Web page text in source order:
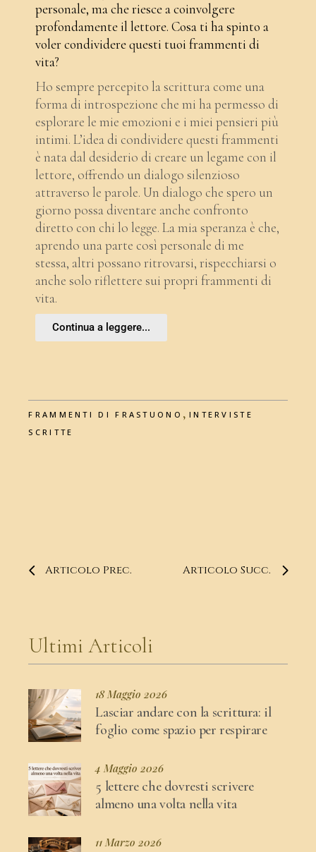
personale, ma che riesce a coinvolgere
profondamente il lettore. Cosa ti ha spinto a
voler condividere questi tuoi frammenti di
vita?
Ho sempre percepito la scrittura come una
forma di introspezione che mi ha permesso di
esplorare le mie emozioni e i miei pensieri più
intimi. L’idea di condividere questi frammenti
è nata dal desiderio di creare un legame con il
lettore, offrendo un dialogo silenzioso
attraverso le parole. Un dialogo che spero un
giorno possa diventare anche confronto
diretto con chi lo legge. La mia speranza è che,
aprendo una parte così personale di me
stessa, altri possano ritrovarsi, rispecchiarsi o
anche solo riflettere sui propri frammenti di
vita.
Continua a leggere...
FRAMMENTI DI FRASTUONO , INTERVISTE
SCRITTE
Articolo Prec. Articolo Succ.
Ultimi Articoli
18 Maggio 2026
Lasciar andare con la scrittura: il
foglio come spazio per respirare
4 Maggio 2026
5 lettere che dovresti scrivere
almeno una volta nella vita
11 Marzo 2026